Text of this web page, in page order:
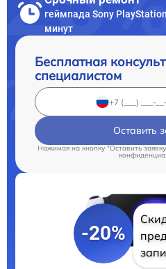
геймпада Sony
минут
Бесплатная
специалистом
Оставить
Нажимая на кнопку "Оставить
-20%